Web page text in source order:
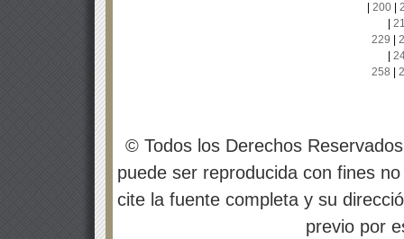
200|
229
258
© Todos los Derechos
puede ser reproducida con fines
cite la fuente completa y su
previo por